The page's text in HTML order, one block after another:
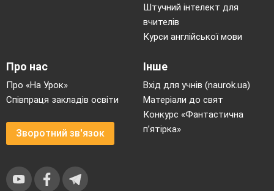
Штучний інтелект для
вчителів
Курси англійської мови
Про нас
Про «На Урок»
Співпраця закладів освіти
Зворотний зв'язок
Інше
Вхід для учнів (naurok.ua)
Матеріали до свят
Конкурс «Фантастична
п’ятірка»